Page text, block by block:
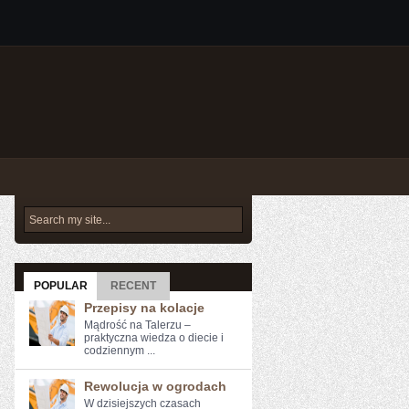
POPULAR RECENT
Przepisy na kolacje
Mądrość na Talerzu –
praktyczna wiedza o diecie i
codziennym ...
Rewolucja w ogrodach
W dzisiejszych ‍czasach